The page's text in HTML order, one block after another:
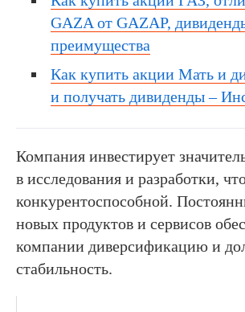
GAZA от GAZAP,
преимущества
Как купить акции Мать и
и получать дивиденды –
Компания инвестирует
в исследования и разработки,
конкурентоспособной.
новых продуктов и сервисов
компании диверсификацию и
стабильность.